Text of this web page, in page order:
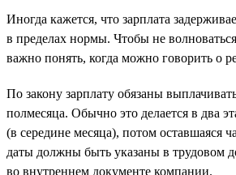
Иногда кажется, что зарплата
в пределах нормы. Чтобы не
важно понять, когда можно говорить о
По закону зарплату обязаны
полмесяца. Обычно это делается в два
(в середине месяца), потом оставшаяся
даты должны быть указаны в трудовом
во внутреннем документе компании.